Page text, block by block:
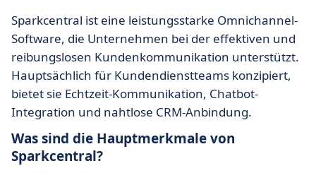
Sparkcentral ist eine leistungsstarke Omnichannel-
Software, die Unternehmen bei der effektiven und
reibungslosen Kundenkommunikation unterstützt.
Hauptsächlich für Kundendienstteams konzipiert,
bietet sie Echtzeit-Kommunikation, Chatbot-
Integration und nahtlose CRM-Anbindung.
Was sind die Hauptmerkmale von
Sparkcentral?